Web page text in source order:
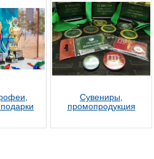
Сувениры,
промопродукция